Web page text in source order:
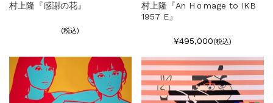
村上隆『感謝の花』
(税込)
村上隆『An Hｏmage to IKB
1957 E』
¥495,000(税込)